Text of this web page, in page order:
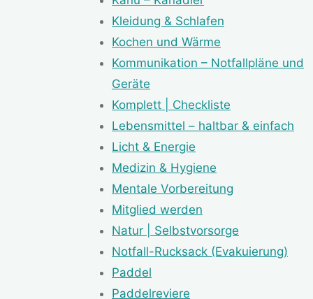
Kleidung & Schlafen
Kochen und Wärme
Kommunikation – Notfallpläne und
Geräte
Komplett | Checkliste
Lebensmittel – haltbar & einfach
Licht & Energie
Medizin & Hygiene
Mentale Vorbereitung
Mitglied werden
Natur | Selbstvorsorge
Notfall-Rucksack (Evakuierung)
Paddel
Paddelreviere